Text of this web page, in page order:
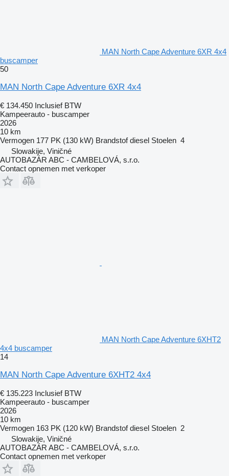
MAN North Cape Adventure 6XR 4x4
buscamper
50
MAN North Cape Adventure 6XR 4x4
€ 134.450 Inclusief BTW
Kampeerauto - buscamper
2026
10 km
Vermogen 177 PK (130 kW) Brandstof diesel Stoelen 4
Slowakije, Viničné
AUTOBAZÁR ABC - CAMBELOVÁ, s.r.o.
Contact opnemen met verkoper
MAN North Cape Adventure 6XHT2
4x4 buscamper
14
MAN North Cape Adventure 6XHT2 4x4
€ 135.223 Inclusief BTW
Kampeerauto - buscamper
2026
10 km
Vermogen 163 PK (120 kW) Brandstof diesel Stoelen 2
Slowakije, Viničné
AUTOBAZÁR ABC - CAMBELOVÁ, s.r.o.
Contact opnemen met verkoper